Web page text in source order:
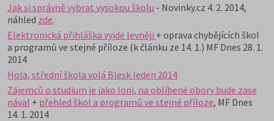
Jak si správně vybrat vysokou školu - Novinky.cz 4. 2. 2014,
náhled zde.
Elektronická přihláška vyjde levněji + oprava chybějících škol
a programů ve stejné příloze (k článku ze 14. 1.) MF Dnes 28. 1.
2014
Hola, střední škola volá Blesk leden 2014
Zájemců o studium je jako loni, na oblíbené obory bude zase
nával + přehled škol a programů ve stejné příloze, MF Dnes
14. 1. 2014